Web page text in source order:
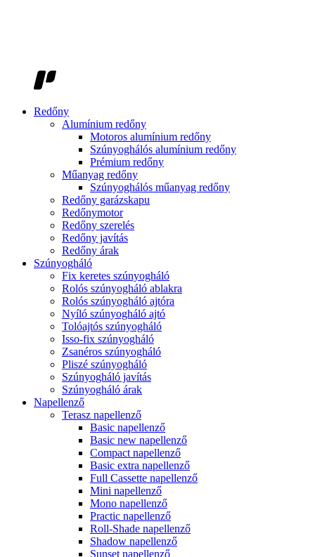
Redőny
Alumínium redőny
Motoros alumínium redőny
Szúnyoghálós alumínium redőny
Prémium redőny
Műanyag redőny
Szúnyoghálós műanyag redőny
Redőny garázskapu
Redőnymotor
Redőny szerelés
Redőny javítás
Redőny árak
Szúnyogháló
Fix keretes szúnyogháló
Rolós szúnyogháló ablakra
Rolós szúnyogháló ajtóra
Nyíló szúnyogháló ajtó
Tolóajtós szúnyogháló
Isso-fix szúnyogháló
Zsanéros szúnyogháló
Pliszé szúnyogháló
Szúnyogháló javítás
Szúnyogháló árak
Napellenző
Terasz napellenző
Basic napellenző
Basic new napellenző
Compact napellenző
Basic extra napellenző
Full Cassette napellenző
Mini napellenző
Mono napellenző
Practic napellenző
Roll-Shade napellenző
Shadow napellenző
Sunset napellenző